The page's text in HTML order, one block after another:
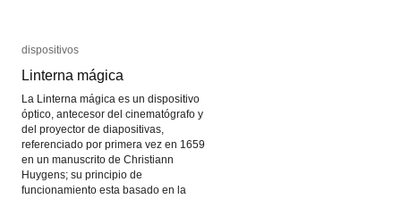
dispositivos
Linterna mágica
La Linterna mágica es un dispositivo
óptico, antecesor del cinematógrafo y
del proyector de diapositivas,
referenciado por primera vez en 1659
en un manuscrito de Christiann
Huygens; su principio de
funcionamiento esta basado en la
dispositivos
Linterna mágica